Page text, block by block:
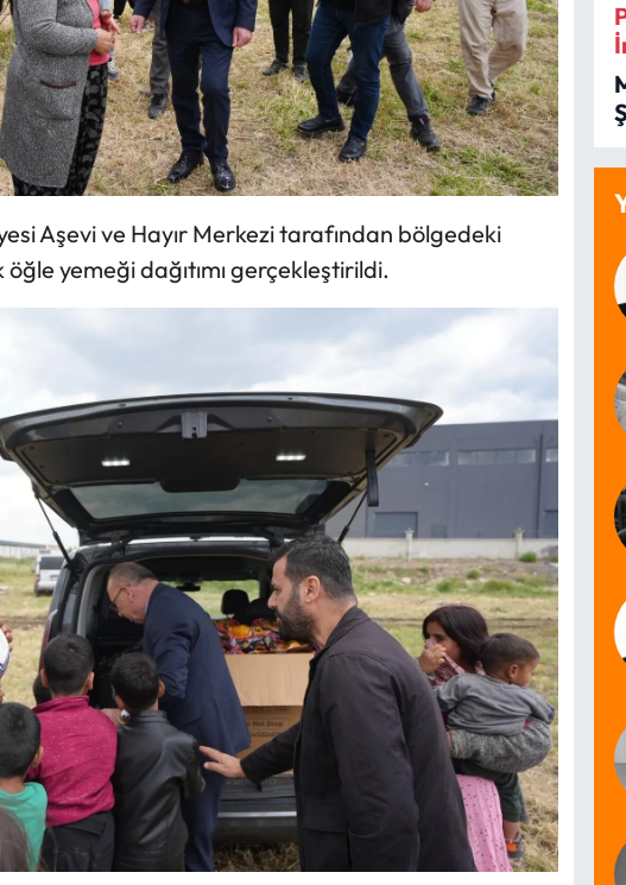
Aşevi ve Hayır Merkezi tarafından bölgedeki
yemeği dağıtımı gerçekleştirildi.